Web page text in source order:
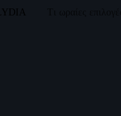
LYDIA